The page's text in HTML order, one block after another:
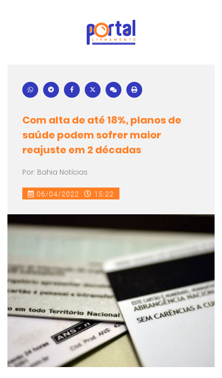
Com alta de até 18%, planos de
saúde podem sofrer maior
reajuste em 2 décadas
Por: Bahia Notícias
06/04/2022 15:22